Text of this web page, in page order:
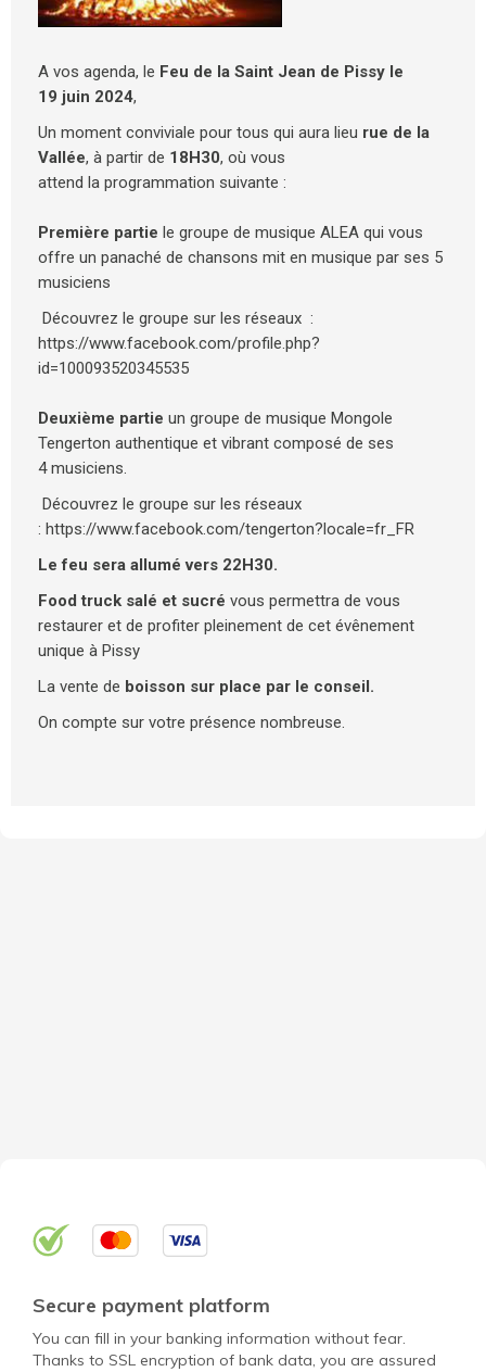
A vos agenda, le Feu de la Saint Jean de Pissy le
19 juin 2024,
Un moment conviviale pour tous qui aura lieu rue de la
Vallée, à partir de 18H30, où vous
attend la programmation suivante :
Première partie le groupe de musique ALEA qui vous
offre un panaché de chansons mit en musique par ses 5
musiciens
Découvrez le groupe sur les réseaux :
https://www.facebook.com/profile.php?
id=100093520345535
Deuxième partie un groupe de musique Mongole
Tengerton authentique et vibrant composé de ses
4 musiciens.
Découvrez le groupe sur les réseaux
: https://www.facebook.com/tengerton?locale=fr_FR
Le feu sera allumé vers 22H30.
Food truck salé et sucré vous permettra de vous
restaurer et de profiter pleinement de cet évênement
unique à Pissy
La vente de boisson sur place par le conseil.
On compte sur votre présence nombreuse.
Secure payment platform
You can fill in your banking information without fear.
Thanks to SSL encryption of bank data, you are assured